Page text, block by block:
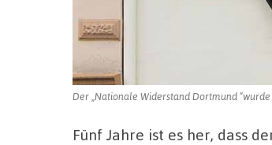
Der „Nationale Widerstand Dortmund
Fünf Jahre ist es her, dass